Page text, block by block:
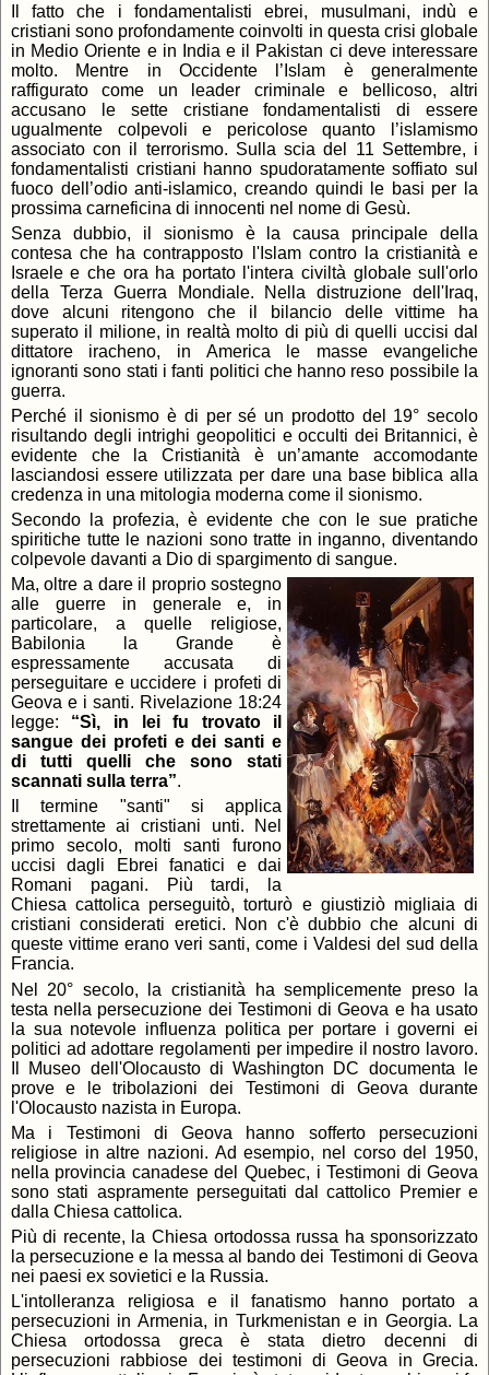
Il fatto che i fondamentalisti ebrei, musulmani, indù e
cristiani sono profondamente coinvolti in questa crisi globale
in Medio Oriente e in India e il Pakistan ci deve interessare
molto. Mentre in Occidente l’Islam è generalmente
raffigurato come un leader criminale e bellicoso, altri
accusano le sette cristiane fondamentalisti di essere
ugualmente colpevoli e pericolose quanto l’islamismo
associato con il terrorismo. Sulla scia del 11 Settembre, i
fondamentalisti cristiani hanno spudoratamente soffiato sul
fuoco dell’odio anti-islamico, creando quindi le basi per la
prossima carneficina di innocenti nel nome di Gesù.
Senza dubbio, il sionismo è la causa principale della
contesa che ha contrapposto l'Islam contro la cristianità e
Israele e che ora ha portato l'intera civiltà globale sull'orlo
della Terza Guerra Mondiale. Nella distruzione dell'Iraq,
dove alcuni ritengono che il bilancio delle vittime ha
superato il milione, in realtà molto di più di quelli uccisi dal
dittatore iracheno, in America le masse evangeliche
ignoranti sono stati i fanti politici che hanno reso possibile la
guerra.
Perché il sionismo è di per sé un prodotto del 19° secolo
risultando degli intrighi geopolitici e occulti dei Britannici, è
evidente che la Cristianità è un’amante accomodante
lasciandosi essere utilizzata per dare una base biblica alla
credenza in una mitologia moderna come il sionismo.
Secondo la profezia, è evidente che con le sue pratiche
spiritiche tutte le nazioni sono tratte in inganno, diventando
colpevole davanti a Dio di spargimento di sangue.
Ma, oltre a dare il proprio sostegno
alle guerre in generale e, in
particolare, a quelle religiose,
Babilonia la Grande è
espressamente accusata di
perseguitare e uccidere i profeti di
Geova e i santi. Rivelazione 18:24
legge: “Sì, in lei fu trovato il
sangue dei profeti e dei santi e
di tutti quelli che sono stati
scannati sulla terra”.
Il termine "santi" si applica
strettamente ai cristiani unti. Nel
primo secolo, molti santi furono
uccisi dagli Ebrei fanatici e dai
Romani pagani. Più tardi, la
Chiesa cattolica perseguitò, torturò e giustiziò migliaia di
cristiani considerati eretici. Non c'è dubbio che alcuni di
queste vittime erano veri santi, come i Valdesi del sud della
Francia.
Nel 20° secolo, la cristianità ha semplicemente preso la
testa nella persecuzione dei Testimoni di Geova e ha usato
la sua notevole influenza politica per portare i governi ei
politici ad adottare regolamenti per impedire il nostro lavoro.
Il Museo dell'Olocausto di Washington DC documenta le
prove e le tribolazioni dei Testimoni di Geova durante
l'Olocausto nazista in Europa.
Ma i Testimoni di Geova hanno sofferto persecuzioni
religiose in altre nazioni. Ad esempio, nel corso del 1950,
nella provincia canadese del Quebec, i Testimoni di Geova
sono stati aspramente perseguitati dal cattolico Premier e
dalla Chiesa cattolica.
Più di recente, la Chiesa ortodossa russa ha sponsorizzato
la persecuzione e la messa al bando dei Testimoni di Geova
nei paesi ex sovietici e la Russia.
L'intolleranza religiosa e il fanatismo hanno portato a
persecuzioni in Armenia, in Turkmenistan e in Georgia. La
Chiesa ortodossa greca è stata dietro decenni di
persecuzioni rabbiose dei testimoni di Geova in Grecia.